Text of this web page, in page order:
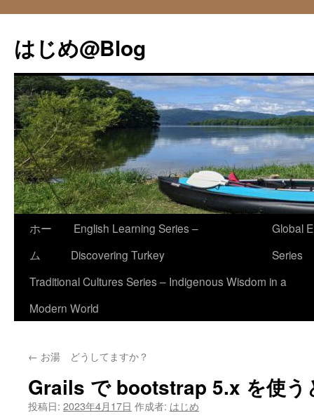
テ
ン
へ
ス
キ
ッ
プ
はじめ@Blog
ホー
ム
English Learning Series –
Discovering Turkey
Global
Series
Traditional Cultures Series – Indigenous Wisdom in a
Modern World
← お湯 どうしてますか？
Grails で bootstrap 5.x を使う
投稿日: 2023年4月17日 作成者: はじめ